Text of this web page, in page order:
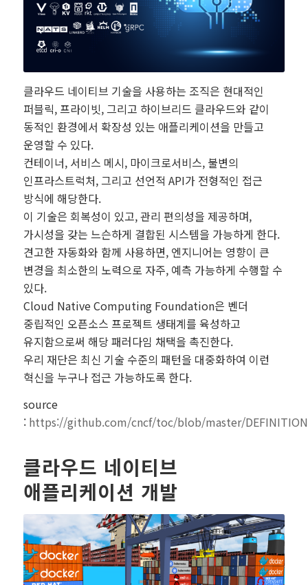
클라우드 네이티브 기술을 사용하는 조직은 현대적인
퍼블릭, 프라이빗, 그리고 하이브리드 클라우드와 같이
동적인 환경에서 확장성 있는 애플리케이션을 만들고
운영할 수 있다.
컨테이너, 서비스 메시, 마이크로서비스, 불변의
인프라스트럭처, 그리고 선언적 API가 전형적인 접근
방식에 해당한다.
이 기술은 회복성이 있고, 관리 편의성을 제공하며,
가시성을 갖는 느슨하게 결합된 시스템을 가능하게 한다.
견고한 자동화와 함께 사용하면, 엔지니어는 영향이 큰
변경을 최소한의 노력으로 자주, 예측 가능하게 수행할 수
있다.
Cloud Native Computing Foundation은 벤더
중립적인 오픈소스 프로젝트 생태계를 육성하고
유지함으로써 해당 패러다임 채택을 촉진한다.
우리 재단은 최신 기술 수준의 패턴을 대중화하여 이런
혁신을 누구나 접근 가능하도록 한다.
source
: https://github.com/cncf/toc/blob/master/
클라우드 네이티브
애플리케이션 개발